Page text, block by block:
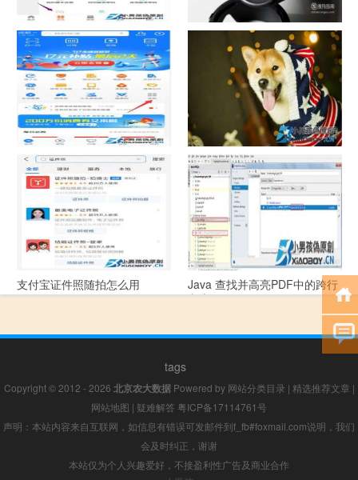
中国联通手机营业厅销户操作
指引
摄影作品的欣赏方法
支付宝怎么拍违章挣钱？
宠物定位器app开发可以解决哪
些问题？
支付宝证件照随拍怎么用
Java 查找并高亮PDF中的跨行
文本
tags
Copyright © 2012 - 2026 北京农大数据Powered by 网站分类目录 | 精选推荐文章 |
网站地图 | 疑难解答 粤ICP备17114761号
声明：本站内容来自互联网，如信息有错误可发邮件到f_fb#foxmail.com说明，我们
会及时纠正，谢谢
本站仅为个人兴趣爱好，不接盈利性广告及商业合作